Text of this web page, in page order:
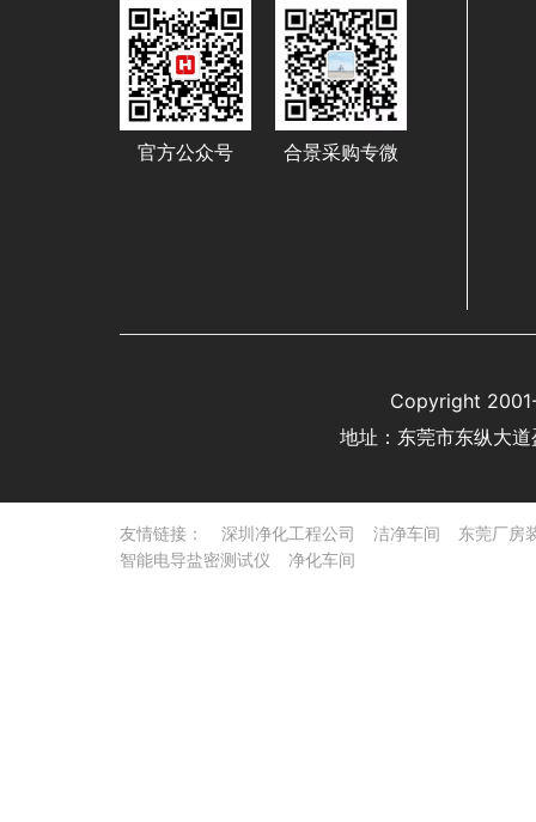
官方公众号 合景采购专微
Copyright
地址：东莞市东纵大
友情链接： 深圳净化工程公司 洁净车间
东莞厂房
智能电导盐密测试仪
净化车间